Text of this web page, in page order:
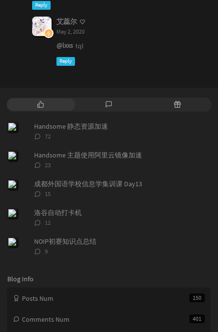
Reply
艾蕊尔
May 2, 2020
@lxxs tql
Reply
P
u
a
r
r
t
c
l
s
t
m
R
Handsome 静态资源加速
评
数：
72
Handsome 主题使用阿里云镜像加速
评
数：
23
成都外国语学校信息学集训课 Day13
评
数：
15
洛谷自动打卡机
评
数：
12
NOIP初赛知识点总结
评
9
Blog Info
150
Posts Num
401
Comments Num